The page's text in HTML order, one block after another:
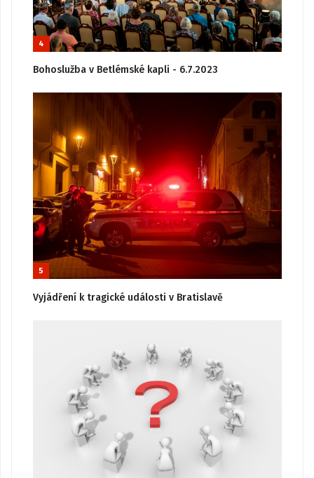
4
Bohoslužba v Betlémské kapli - 6.7.2023
5
Vyjádření k tragické události v Bratislavě